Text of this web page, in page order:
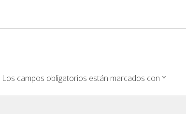
Los campos obligatorios están marcados con *